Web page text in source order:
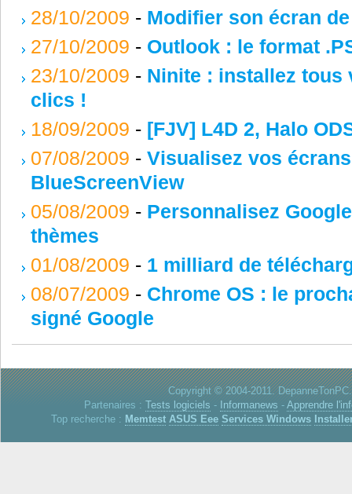
28/10/2009 - Modifier son écran
27/10/2009 - Outlook : le format
23/10/2009 - Ninite : installez tous
clics !
18/09/2009 - [FJV] L4D 2, Halo
07/08/2009 - Visualisez vos
BlueScreenView
05/08/2009 - Personnalisez
thèmes
01/08/2009 - 1 milliard de
08/07/2009 - Chrome OS : le
signé Google
Copyright © 2004-2011.
Partenaires : Tests logiciels - Informanews - Apprendre
Top recherche : Memtest ASUS Eee Services Windows